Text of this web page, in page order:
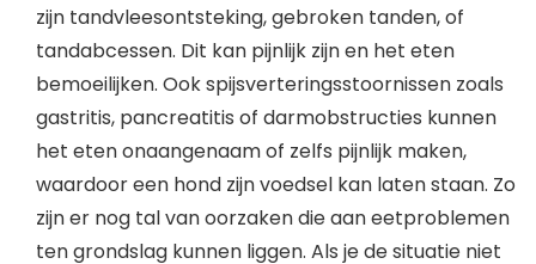
zijn tandvleesontsteking, gebroken tanden, of
tandabcessen. Dit kan pijnlijk zijn en het eten
bemoeilijken. Ook spijsverteringsstoornissen zoals
gastritis, pancreatitis of darmobstructies kunnen
het eten onaangenaam of zelfs pijnlijk maken,
waardoor een hond zijn voedsel kan laten staan. Zo
zijn er nog tal van oorzaken die aan eetproblemen
ten grondslag kunnen liggen. Als je de situatie niet